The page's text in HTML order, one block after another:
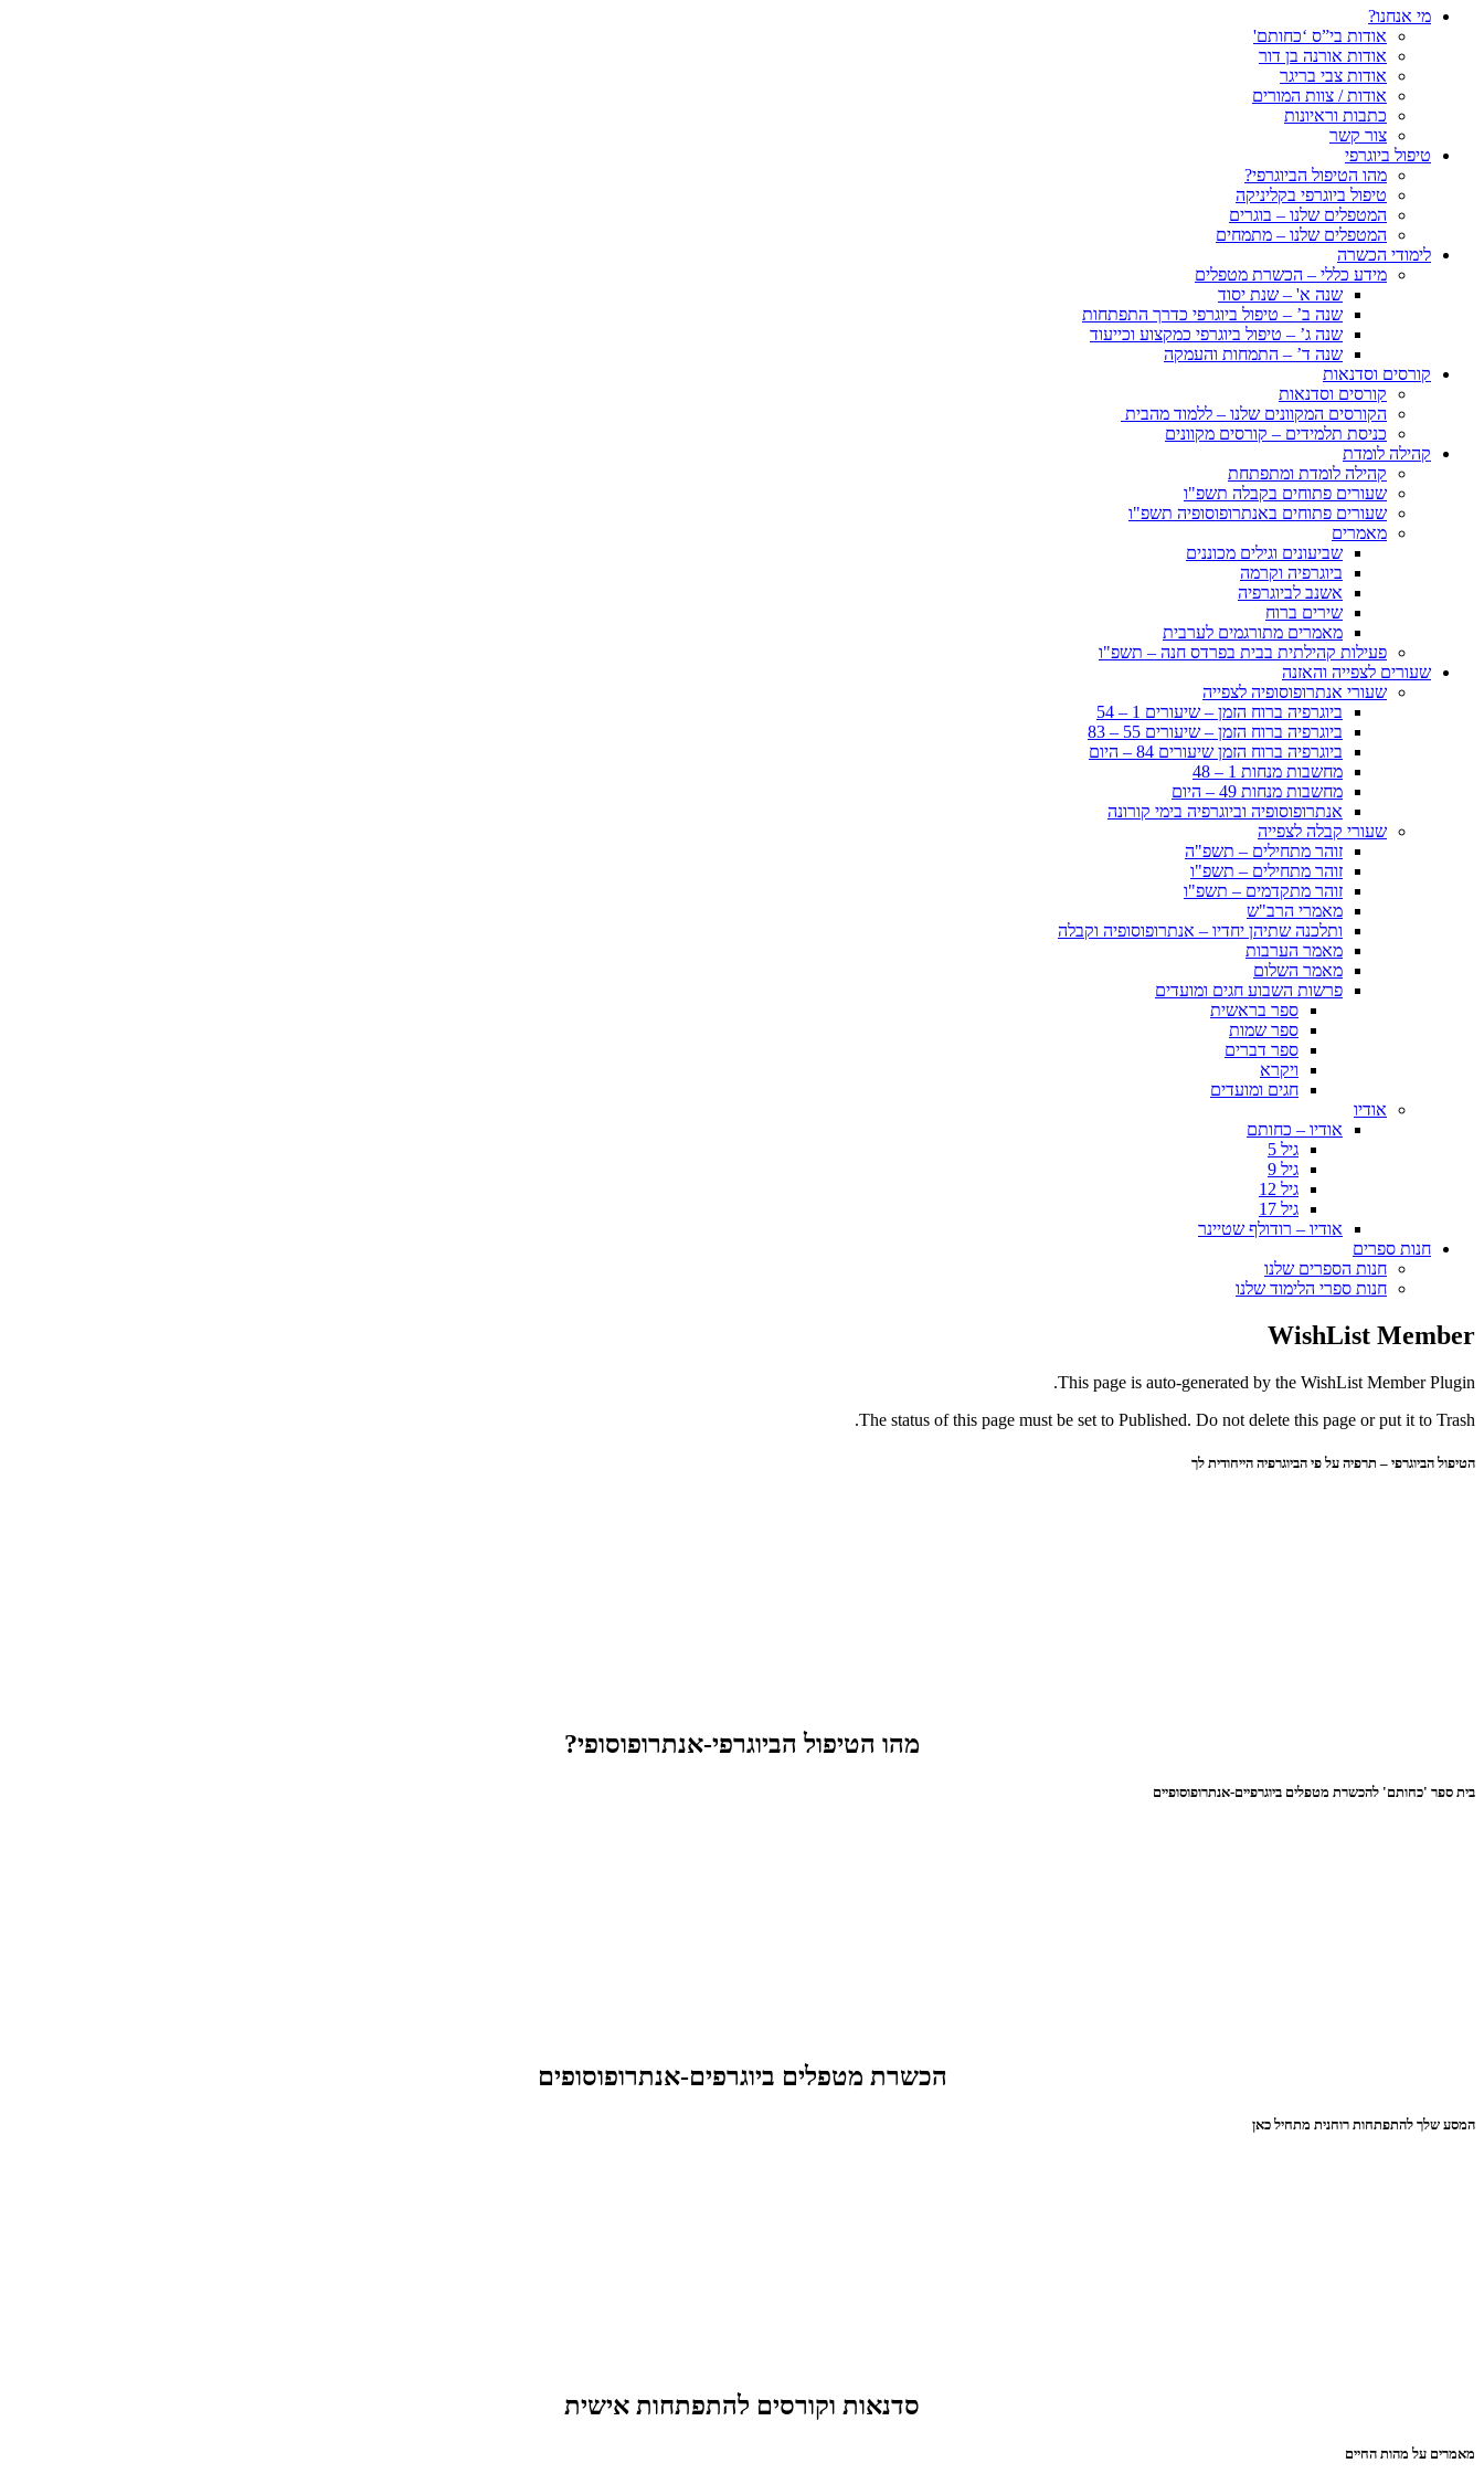
מי אנחנו?
אודות בי”ס ‘כחותם'
אודות אורנה בן דור
אודות צבי בריגר
אודות / צוות המורים
כתבות וראיונות
צור קשר
טיפול ביוגרפי
מהו הטיפול הביוגרפי?
טיפול ביוגרפי בקליניקה
המטפלים שלנו – בוגרים
המטפלים שלנו – מתמחים
לימודי הכשרה
מידע כללי – הכשרת מטפלים
שנה א' – שנת יסוד
שנה ב’ – טיפול ביוגרפי כדרך התפתחות
שנה ג’ – טיפול ביוגרפי כמקצוע וכייעוד
שנה ד’ – התמחות והעמקה
קורסים וסדנאות
קורסים וסדנאות
הקורסים המקוונים שלנו – ללמוד מהבית
כניסת תלמידים – קורסים מקוונים
קהילה לומדת
קהילה לומדת ומתפתחת
שעורים פתוחים בקבלה תשפ"ו
שעורים פתוחים באנתרופוסופיה תשפ"ו
מאמרים
שביעונים וגילים מכוננים
ביוגרפיה וקרמה
אשנב לביוגרפיה
שירים ברוח
מאמרים מתורגמים לערבית
פעילות קהילתית בבית בפרדס חנה – תשפ"ו
שעורים לצפייה והאזנה
שעורי אנתרופוסופיה לצפייה
ביוגרפיה ברוח הזמן – שיעורים 1 – 54
ביוגרפיה ברוח הזמן – שיעורים 55 – 83
ביוגרפיה ברוח הזמן שיעורים 84 – היום
מחשבות מנחות 1 – 48
מחשבות מנחות 49 – היום
אנתרופוסופיה וביוגרפיה בימי קורונה
שעורי קבלה לצפייה
זוהר מתחילים – תשפ"ה
זוהר מתחילים – תשפ"ו
זוהר מתקדמים – תשפ"ו
מאמרי הרב"ש
ותלכנה שתיהן יחדיו – אנתרופוסופיה וקבלה
מאמר הערבות
מאמר השלום
פרשות השבוע חגים ומועדים
ספר בראשית
ספר שמות
ספר דברים
ויקרא
חגים ומועדים
אודיו
אודיו – כחותם
גיל 5
גיל 9
גיל 12
גיל 17
אודיו – רודולף שטיינר
חנות ספרים
חנות הספרים שלנו
חנות ספרי הלימוד שלנו
WishList Member
This page is auto-generated by the WishList Member Plugin.
The status of this page must be set to Published. Do not delete this page or put it to Trash.
הטיפול הביוגרפי – תרפיה על פי הביוגרפיה הייחודית לך
מהו הטיפול הביוגרפי-אנתרופוסופי?
בית ספר 'כחותם' להכשרת מטפלים ביוגרפיים-אנתרופוסופיים
הכשרת מטפלים ביוגרפים-אנתרופוסופים
המסע שלך להתפתחות רוחנית מתחיל כאן
סדנאות וקורסים להתפתחות אישית
מאמרים על מהות החיים